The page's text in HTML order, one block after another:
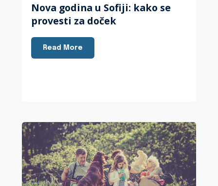
Nova godina u Sofiji: kako se
provesti za doček
Read More